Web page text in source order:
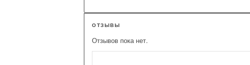
ОТЗЫВЫ
Отзывов пока нет.